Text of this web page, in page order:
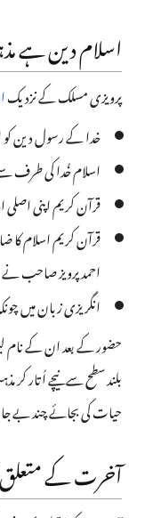
اسلام دین ہے
پرویزی مسلک کے نزدیک
خدا کے رسول دین
اسلام خُدا کی طرف
قرآن کریم اپنی
قرآن کریم اسلام کا
احمد پرویز صاحب
انگریزی زبان میں
حضور کے بعد ان کے نام
بلند سطح سے نیچے اُتار
حیات کی بجائے چند بے
آخرت کے متعلق